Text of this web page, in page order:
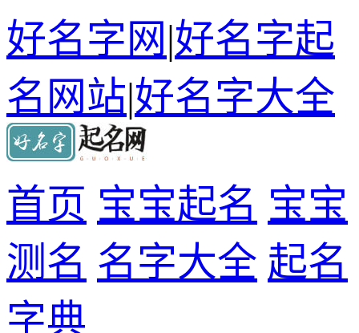
好名字网|好名字起
名网站|好名字大全
首页 宝宝起名 宝宝
测名 名字大全 起名
字典